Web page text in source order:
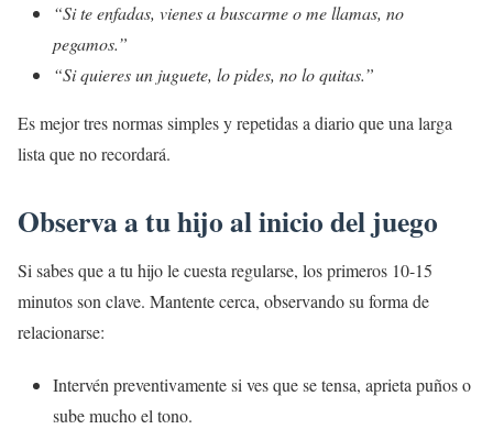
“Si te enfadas, vienes a buscarme o me llamas, no
pegamos.”
“Si quieres un juguete, lo pides, no lo quitas.”
Es mejor tres normas simples y repetidas a diario que una larga
lista que no recordará.
Observa a tu hijo al inicio del juego
Si sabes que a tu hijo le cuesta regularse, los primeros 10-15
minutos son clave. Mantente cerca, observando su forma de
relacionarse:
Intervén preventivamente si ves que se tensa, aprieta puños o
sube mucho el tono.